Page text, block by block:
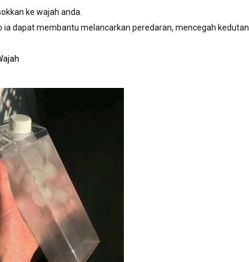
ke wajah anda.
ia dapat membantu melancarkan peredaran, mencegah kedutan